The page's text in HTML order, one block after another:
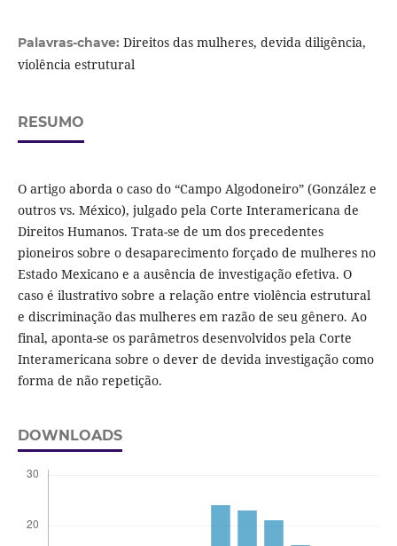
Palavras-chave: Direitos das mulheres, devida diligência,
violência estrutural
RESUMO
O artigo aborda o caso do “Campo Algodoneiro” (González e
outros vs. México), julgado pela Corte Interamericana de
Direitos Humanos. Trata-se de um dos precedentes
pioneiros sobre o desaparecimento forçado de mulheres no
Estado Mexicano e a ausência de investigação efetiva. O
caso é ilustrativo sobre a relação entre violência estrutural
e discriminação das mulheres em razão de seu gênero. Ao
final, aponta-se os parâmetros desenvolvidos pela Corte
Interamericana sobre o dever de devida investigação como
forma de não repetição.
DOWNLOADS